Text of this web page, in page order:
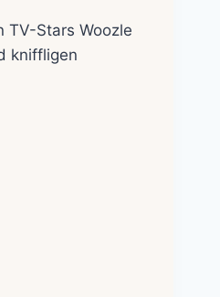
TV-Stars Woozle
kniffligen